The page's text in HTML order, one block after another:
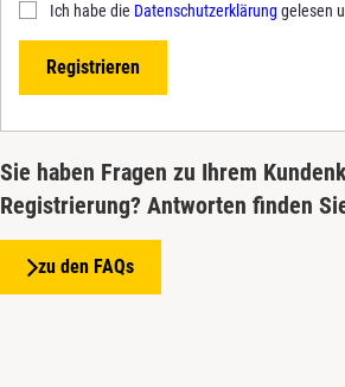
Ich habe die Datenschutzerklärung gelesen
Registrieren
Sie haben Fragen zu Ihrem
Registrierung? Antworten finden
zu den FAQs